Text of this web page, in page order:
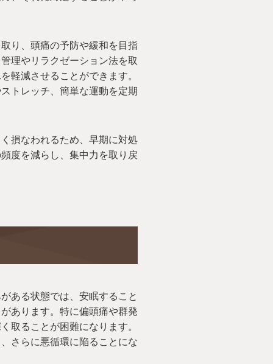
り、頭痛の予防や緩和を目指
理やリラクゼーション法を取
軽減させることができます。
トレッチ、簡単な運動を定期
損なわれるため、早期に対処
度を減らし、集中力を取り戻
ある状態では、安眠すること
あります。特に偏頭痛や群発
取ることが困難になります。
さらに悪循環に陥ることにな